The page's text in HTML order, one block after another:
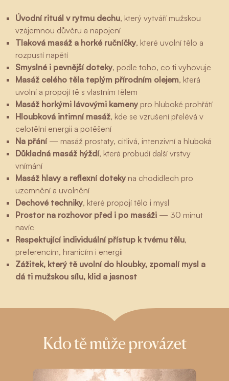
Úvodní rituál v rytmu dechu, který vytváří mužskou
vzájemnou důvěru a napojení
Tlaková masáž a horké ručníčky, které uvolní tělo a
rozpustí napětí
Smyslné i pevnější doteky, podle toho, co ti vyhovuje
Masáž celého těla teplým přírodním olejem, která
uvolní a propojí tě s vlastním tělem
Masáž horkými lávovými kameny pro hluboké prohřátí
Hloubková intimní masáž, kde se vzrušení přelévá v
celotělní energii a potěšení
Na přání— masáž prostaty, citlivá, intenzivní a hluboká
Důkladná masáž hýždí, která probudí další vrstvy
vnímání
Masáž hlavy a reflexní doteky na chodidlech pro
uzemnění a uvolnění
Dechové techniky, které propojí tělo i mysl
Prostor na rozhovor před i po masáži — 30 minut
navíc
Respektující individuální přístup k tvému tělu,
preferencím, hranicím i energii
Zážitek, který tě uvolní do hloubky, zpomalí mysl a
dá ti mužskou sílu, klid a jasnost
Kdo tě může provázet